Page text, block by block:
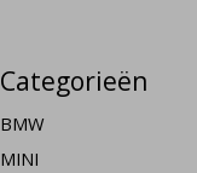
Categorieën
BMW
MINI